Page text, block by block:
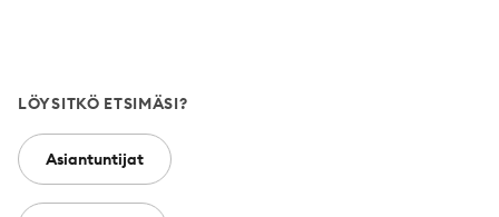
LÖYSITKÖ ETSIMÄSI?
Asiantuntijat